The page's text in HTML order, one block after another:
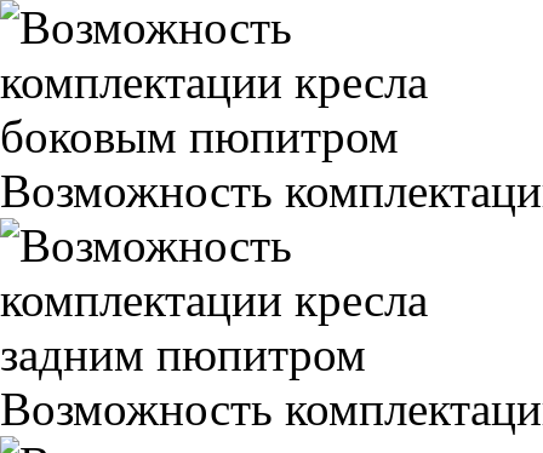
Возможность
Возможность